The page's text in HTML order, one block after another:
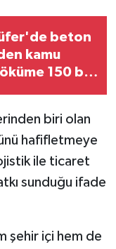
beton
kamu
150 bin
biri olan
hafifletmeye
ile ticaret
sunduğu ifade
şehir içi hem de